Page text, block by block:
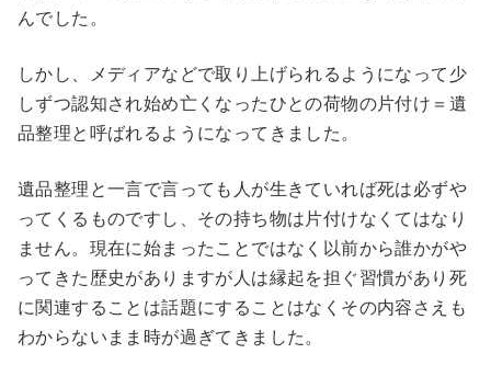
んでした。
しかし、メディアなどで取り上げられるようになって少
しずつ認知され始め亡くなったひとの荷物の片付け＝遺
品整理と呼ばれるようになってきました。
遺品整理と一言で言っても人が生きていれば死は必ずや
ってくるものですし、その持ち物は片付けなくてはなり
ません。現在に始まったことではなく以前から誰かがや
ってきた歴史がありますが人は縁起を担ぐ習慣があり死
に関連することは話題にすることはなくその内容さえも
わからないまま時が過ぎてきました。